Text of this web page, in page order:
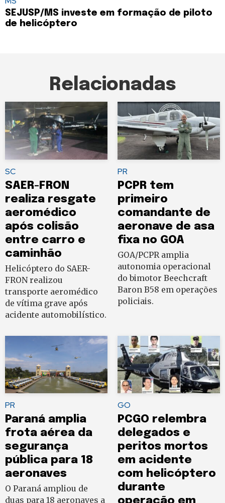
SEJUSP/MS investe em formação de piloto
de helicóptero
Relacionadas
SC
SAER-FRON
realiza resgate
aeromédico
após colisão
entre carro e
caminhão
Helicóptero do SAER-
FRON realizou
transporte aeromédico
de vítima grave após
acidente automobilístico.
PR
PCPR tem
primeiro
comandante de
aeronave de asa
fixa no GOA
GOA/PCPR amplia
autonomia operacional
do bimotor Beechcraft
Baron B58 em operações
policiais.
PR
Paraná amplia
frota aérea da
segurança
pública para 18
aeronaves
O Paraná ampliou de
duas para 18 aeronaves a
GO
PCGO relembra
delegados e
peritos mortos
em acidente
com helicóptero
durante